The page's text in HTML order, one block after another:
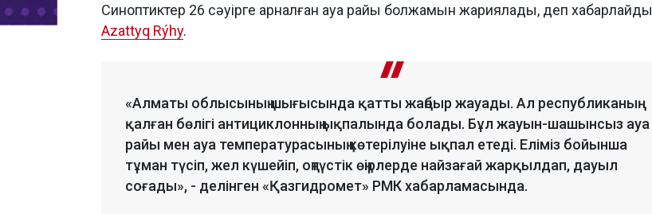
Синоптиктер 26 сәуірге арналған ауа райы болжамын жариялады, деп хабарлайды
Azattyq Rýhy.
«Алматы облысының шығысында қатты жаңбыр жауады. Ал республиканың
қалған бөлігі антициклонның ықпалында болады. Бұл жауын-шашынсыз ауа
райы мен ауа температурасының көтерілуіне ықпал етеді. Еліміз бойынша
тұман түсіп, жел күшейіп, оңтүстік өңірлерде найзағай жарқылдап, дауыл
соғады», - делінген «Қазгидромет» РМК хабарламасында.